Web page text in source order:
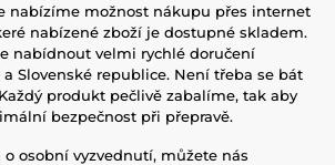
nabízíme možnost nákupu přes internet
nabízené zboží je dostupné skladem.
nabídnout velmi rychlé doručení
Slovenské republice. Není třeba se bát
produkt pečlivě zabalíme, tak aby
bezpečnost při přepravě.
osobní vyzvednutí, můžete nás